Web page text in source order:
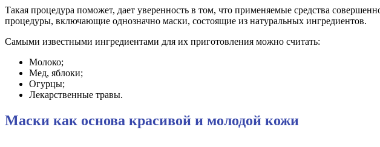
Такая процедура поможет, дает уверенность в том, что применяемые средства
процедуры, включающие однозначно маски, состоящие из натуральных ингредиентов.
Самыми известными ингредиентами для их приготовления можно считать:
Молоко;
Мед, яблоки;
Огурцы;
Лекарственные травы.
Маски как основа красивой и молодой кожи